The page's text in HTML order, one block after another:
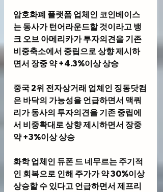
암호화폐 플랫폼 업체인 코인베이스
는 동사가 턴어라운드할 것이라고 뱅
크 오브 아메리카가 투자의견을 기존
비중축소에서 중립으로 상향 제시하
면서 장중 약 +4.3%이상 상승
중국 2위 전자상거래 업체인 징동닷컴
은 바닥의 가능성을 언급하면서 맥쿼
리가 동사의 투자의견을 기존 중립에
서 비중확대로 상향 제시하면서 장중
약 +3%이상 상승
화학 업체인 듀폰 드 네무르는 주기적
인 회복으로 인해 주가가 약 30%이상
상승할 수 있다고 언급하면서 제프리